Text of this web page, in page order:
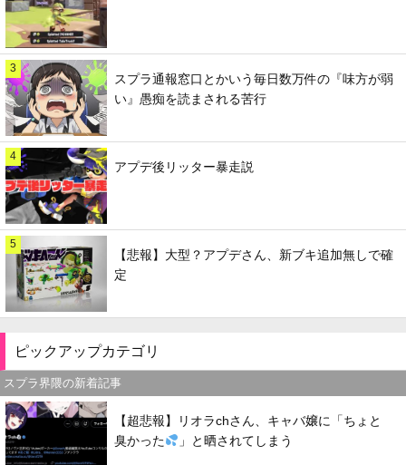
3
スプラ通報窓口とかいう毎日数万件の『味方が弱
い』愚痴を読まされる苦行
4
アプデ後リッター暴走説
5
【悲報】大型？アプデさん、新ブキ追加無しで確
定
ピックアップカテゴリ
スプラ界隈の新着記事
【超悲報】リオラchさん、キャバ嬢に「ちょと
臭かった
」と晒されてしまう